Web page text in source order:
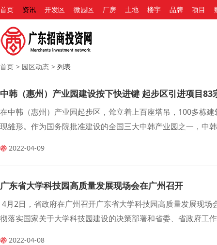
首页 资讯 开发区 微园区 厂房 土地 楼宇 品牌 项目
首页 > 园区动态 > 列表
中韩（惠州）产业园建设按下快进键 起步区引进项目83
在中韩（惠州）产业园起步区，耸立着上百座塔吊，100多栋
现雏形。作为国务院批准建设的全国三大中韩产业园之一，中
2022-04-09
广东省大学科技园高质量发展现场会在广州召开
4月2日，省政府在广州召开广东省大学科技园高质量发展现
彻落实国家关于大学科技园建设的决策部署和省委、省政府工
2022-04-08